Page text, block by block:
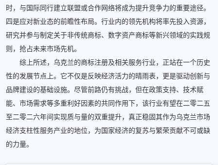
时，与国际同行建立联盟或合作网络将成为提升竞争力的重要途径。
四是应对新业态的前瞻性布局。行业内的领先机构将率先投入资源，
研究并参与制定关于非传统商标、数字资产商标等新兴领域的实践规
则，抢占未来市场先机。
综上所述，乌克兰的商标注册及相关服务行业，正站在一个历史
性的发展节点上。它不仅是反映经济活力的晴雨表，更是驱动创新与
品牌建设的基础设施。尽管前路仍有挑战，但在政策支持、技术赋
能、市场需求等多重利好因素的共同作用下，该行业有望在二零二五
至二零二六年间实现质与量的双重提升，真正稳固其作为乌克兰市场
经济支柱性服务产业的地位，为国家经济的复苏与繁荣贡献不可或缺
的力量。